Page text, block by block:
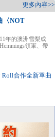
更多內容>>
〈NOT
年的澳洲雪梨成
領軍、帶
Roll合作全新單曲